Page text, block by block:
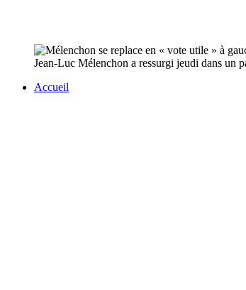
Jean-Luc Mélenchon a ressurgi jeudi dans un
Accueil